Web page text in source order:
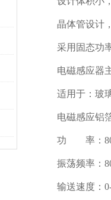
晶体管设计，
采用固态功率
电磁感应器主
适用于：玻璃
电磁感应铝箔
功 率：
振荡频率：
输送速度：0-